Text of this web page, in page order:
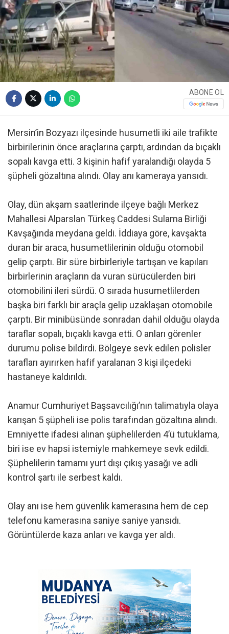
ABONE OL
Mersin’in Bozyazı ilçesinde husumetli iki aile trafikte
birbirilerinin önce araçlarına çarptı, ardından da bıçaklı
sopalı kavga etti. 3 kişinin hafif yaralandığı olayda 5
şüpheli gözaltına alındı. Olay anı kameraya yansıdı.
Olay, dün akşam saatlerinde ilçeye bağlı Merkez
Mahallesi Alparslan Türkeş Caddesi Sulama Birliği
Kavşağında meydana geldi. İddiaya göre, kavşakta
duran bir araca, husumetlilerinin olduğu otomobil
gelip çarptı. Bir süre birbirleriyle tartışan ve kapıları
birbirlerinin araçların da vuran sürücülerden biri
otomobilini ileri sürdü. O sırada husumetlilerden
başka biri farklı bir araçla gelip uzaklaşan otomobile
çarptı. Bir minibüsünde sonradan dahil olduğu olayda
taraflar sopalı, bıçaklı kavga etti. O anları görenler
durumu polise bildirdi. Bölgeye sevk edilen polisler
tarafları ayırırken hafif yaralanan 3 kişi ilçedeki
hastaneye kaldırıldı.
Anamur Cumhuriyet Başsavcılığı’nın talimatıyla olaya
karışan 5 şüpheli ise polis tarafından gözaltına alındı.
Emniyette ifadesi alınan şüphelilerden 4’ü tutuklama,
biri ise ev hapsi istemiyle mahkemeye sevk edildi.
Şüphelilerin tamamı yurt dışı çıkış yasağı ve adli
kontrol şartı ile serbest kaldı.
Olay anı ise hem güvenlik kamerasına hem de cep
telefonu kamerasına saniye saniye yansıdı.
Görüntülerde kaza anları ve kavga yer aldı.